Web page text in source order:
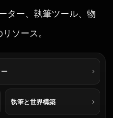
ター、執筆ツール、物
ソース。
執筆と世界構築